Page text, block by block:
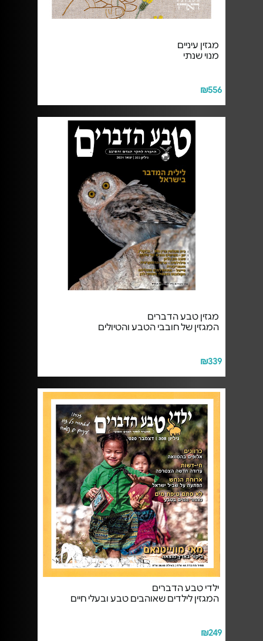
מגזין עיניים
מנוי שנתי
₪556
מגזין טבע הדברים
המגזין של חובבי הטבע והטיולים
₪339
ילדי טבע הדברים
המגזין לילדים שאוהבים טבע ובעלי חיים
₪249